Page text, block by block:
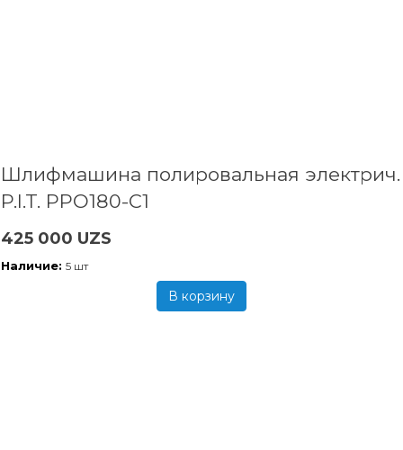
Шлифмашина полировальная электрич.
P.I.T. PPO180-C1
425 000 UZS
Наличие: 5 шт
В корзину